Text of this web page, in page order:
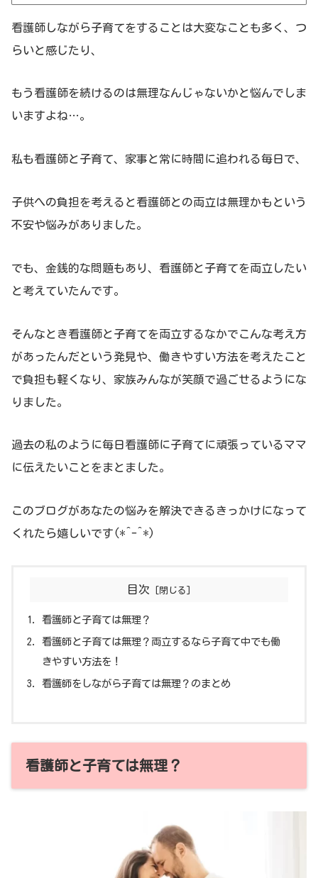
看護師しながら子育てをすることは大変なことも多く、つ
らいと感じたり、
もう看護師を続けるのは無理なんじゃないかと悩んでしま
いますよね…。
私も看護師と子育て、家事と常に時間に追われる毎日で、
子供への負担を考えると看護師との両立は無理かもという
不安や悩みがありました。
でも、金銭的な問題もあり、看護師と子育てを両立したい
と考えていたんです。
そんなとき看護師と子育てを両立するなかでこんな考え方
があったんだという発見や、働きやすい方法を考えたこと
で負担も軽くなり、家族みんなが笑顔で過ごせるようにな
りました。
過去の私のように毎日看護師に子育てに頑張っているママ
に伝えたいことをまとました。
このブログがあなたの悩みを解決できるきっかけになって
くれたら嬉しいです(*^-^*)
目次
看護師と子育ては無理？
看護師と子育ては無理？両立するなら子育て中でも働
きやすい方法を！
看護師をしながら子育ては無理？のまとめ
看護師と子育ては無理？